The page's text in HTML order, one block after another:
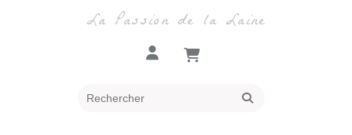
La Passion de la Laine